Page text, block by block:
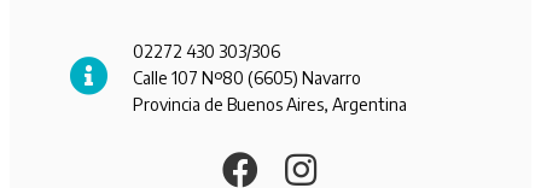
02272 430 303/306
Calle 107 Nº80 (6605) Navarro
Provincia de Buenos Aires, Argentina